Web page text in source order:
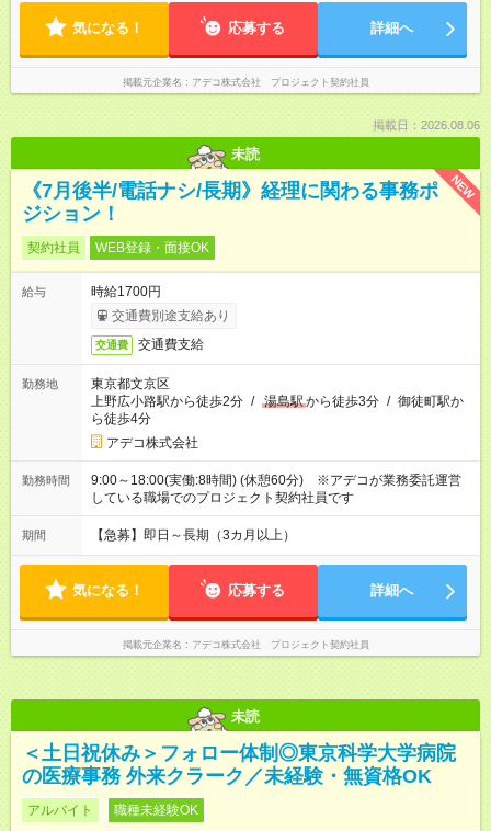
気になる！ 応募する 詳細へ
掲載元企業名 アデコ株式会社 プロジェクト契約社員
掲載日：2026.08.06
未読
NEW
《7月後半/電話ナシ/長期》経理に関わる事務ポ
ジション！
契約社員 WEB登録・面接OK
給与
時給1700円
交通費別途支給あり
交通費 交通費支給
勤務地
東京都文京区
上野広小路駅から徒歩2分 / 湯島駅から徒歩3分 / 御徒町駅か
ら徒歩4分
アデコ株式会社
勤務時間
9:00～18:00(実働:8時間) (休憩60分) ※アデコが業務委託運営
している職場でのプロジェクト契約社員です
期間 【急募】即日～長期（3カ月以上）
気になる！ 応募する 詳細へ
掲載元企業名 アデコ株式会社 プロジェクト契約社員
未読
＜土日祝休み＞フォロー体制◎東京科学大学病院
の医療事務 外来クラーク／未経験・無資格OK
アルバイト 職種未経験OK